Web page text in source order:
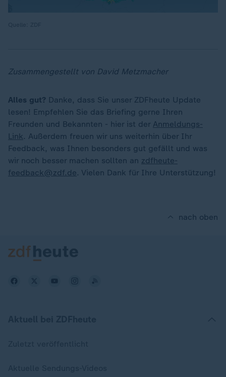
Zusammengestellt von David Metzmacher
Alles gut? Danke, dass Sie unser ZDFheute Update
lesen! Empfehlen Sie das Briefing gerne Ihren
Freunden und Bekannten - hier ist der Anmeldungs-
Link. Außerdem freuen wir uns weiterhin über Ihr
Feedback, was Ihnen besonders gut gefällt und was
wir noch besser machen sollten an zdfheute-
feedback@zdf.de. Vielen Dank für Ihre Unterstützung!
nach oben